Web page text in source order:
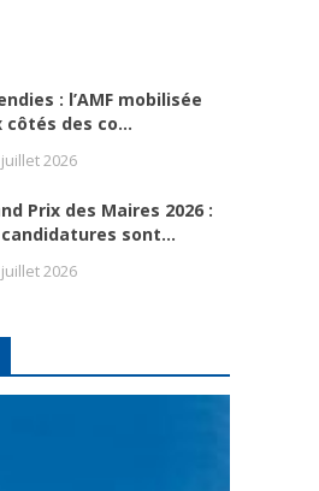
: l’AMF mobilisée
côtés des co...
2026
Prix des Maires 2026 :
sont...
2026